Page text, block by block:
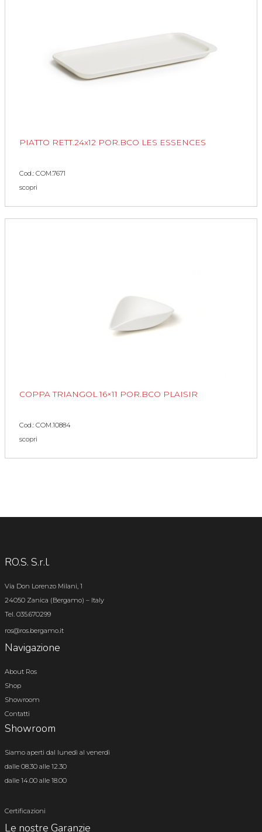
PIATTO RETT.24x12 POR.BCO LES ESSENCES
Cod.: COM.7671
scopri
COPPA TRIANGOL 16×11 POR.BCO PLAISIR
Cod.: COM.10884
scopri
RO.S. S.r.l.
Via Don Lorenzo Milani, 1
24050 Zanica (Bergamo) – Italy
Tel. 035.670299
ros@ros.bergamo.it
Navigazione
About Ros
Shop
Showroom
Contatti
Showroom
Siamo aperti dal lunedì al venerdì
dalle 08.30 alle 12.30
dalle 14.00 alle 18.00
Certificazioni
Le nostre Garanzie